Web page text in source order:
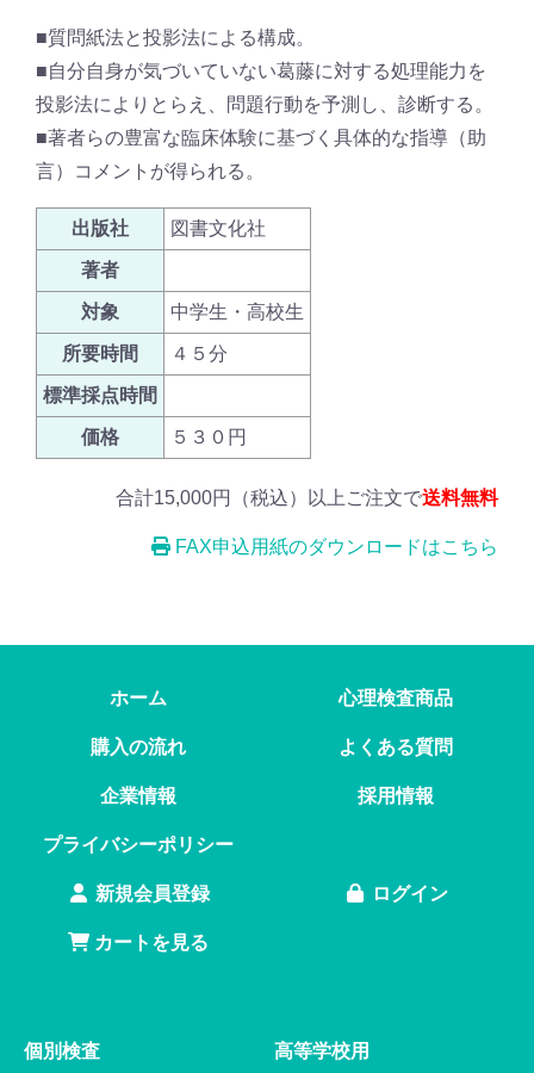
■質問紙法と投影法による構成。
■自分自身が気づいていない葛藤に対する処理能力を
投影法によりとらえ、問題行動を予測し、診断する。
■著者らの豊富な臨床体験に基づく具体的な指導（助
言）コメントが得られる。
出版社 図書文化社
著者
対象 中学生・高校生
所要時間 ４５分
標準採点時間
価格 ５３０円
合計15,000円（税込）以上ご注文で送料無料
FAX申込用紙のダウンロードはこちら
ホーム 心理検査商品
購入の流れ よくある質問
企業情報 採用情報
プライバシーポリシー
新規会員登録 ログイン
カートを見る
個別検査 高等学校用